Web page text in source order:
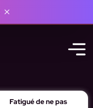
Fatigué de ne pas